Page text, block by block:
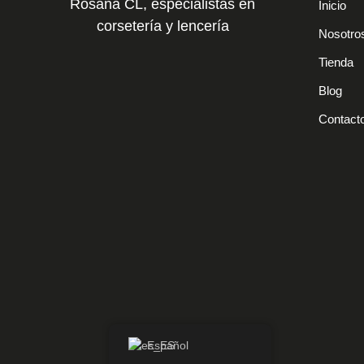
Rosana CL, especialistas en
corsetería y lencería
Inicio
Tienda
Blog
Español